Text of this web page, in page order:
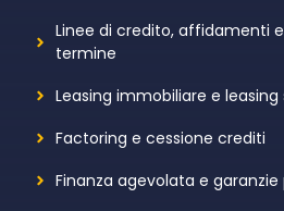
Linee di credito, affidamenti
termine
Leasing immobiliare e
Factoring e cessione crediti
Finanza agevolata e